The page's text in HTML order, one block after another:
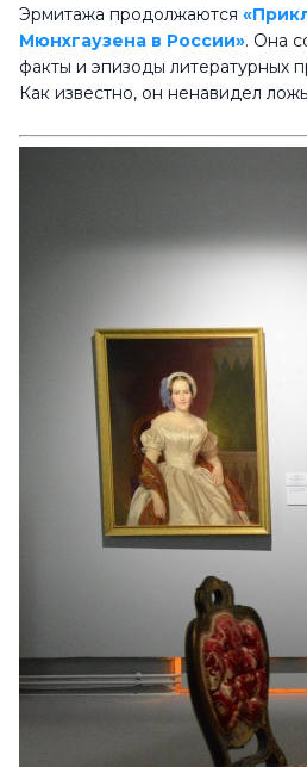
Эрмитажа продолжаются
Мюнхгаузена в России». Она
факты и эпизоды литературных
Как известно, он ненавидел